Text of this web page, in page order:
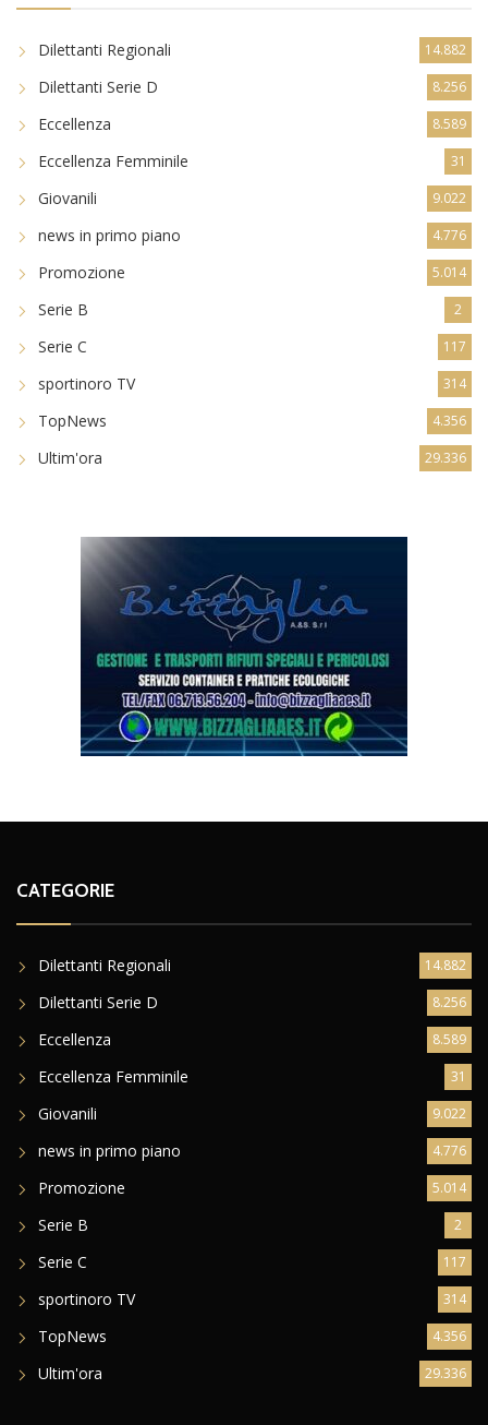
Dilettanti Regionali 14.882
Dilettanti Serie D 8.256
Eccellenza 8.589
Eccellenza Femminile 31
Giovanili 9.022
news in primo piano 4.776
Promozione 5.014
Serie B 2
Serie C 117
sportinoro TV 314
TopNews 4.356
Ultim'ora 29.336
CATEGORIE
Dilettanti Regionali 14.882
Dilettanti Serie D 8.256
Eccellenza 8.589
Eccellenza Femminile 31
Giovanili 9.022
news in primo piano 4.776
Promozione 5.014
Serie B 2
Serie C 117
sportinoro TV 314
TopNews 4.356
Ultim'ora 29.336